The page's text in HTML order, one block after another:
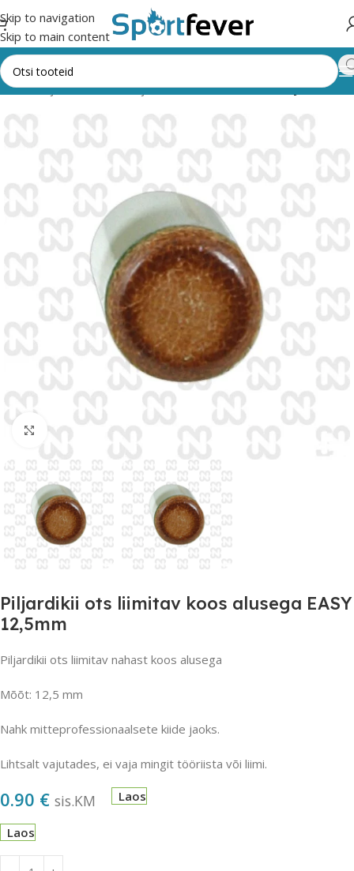
Skip to navigation
Skip to main content
Piljard Kiide otsad ja alused Liimitavad otsad ja alused
Suurendamiseks klõpsake
Piljardikii ots liimitav koos alusega EASY
12,5mm
Piljardikii ots liimitav nahast koos alusega
Mõõt: 12,5 mm
Nahk mitteprofessionaalsete kiide jaoks.
Lihtsalt vajutades, ei vaja mingit tööriista või liimi.
0.90 € sis.KM Laos
Laos